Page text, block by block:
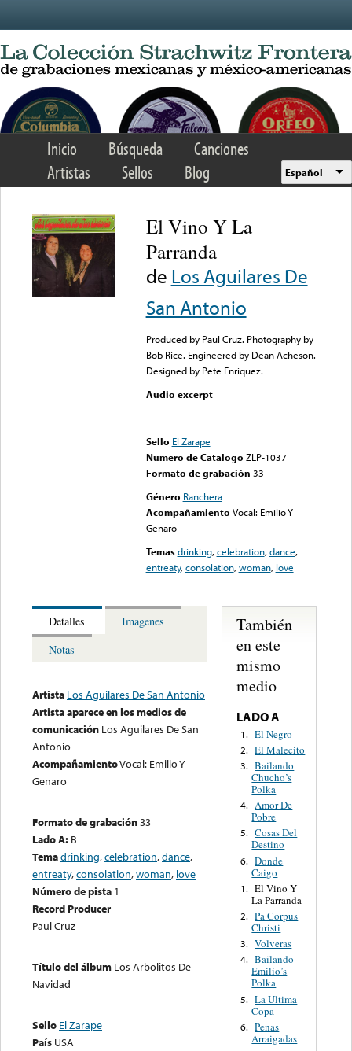
Inicio Búsqueda
Canciones
Artistas
Sellos Blog Español
El Vino Y La
Parranda
de Los Aguilares De
San Antonio
Produced by Paul Cruz. Photography by
Bob Rice. Engineered by Dean Acheson.
Designed by Pete Enriquez.
Audio excerpt
Sello El Zarape
Numero de Catalogo ZLP-1037
Formato de grabación 33
Género Ranchera
Acompañamiento Vocal: Emilio Y
Genaro
Temas drinking,celebration,dance,
entreaty,consolation,woman, love
Detalles
Imagenes
Notas
Artista Los Aguilares De San Antonio
Artista aparece en los medios de
comunicación Los Aguilares De San
Antonio
AcompañamientoVocal: Emilio Y
Genaro
Formato de grabación33
Lado A: B
Temadrinking,celebration,dance,
entreaty,consolation,woman, love
Número de pista 1
Record Producer
Paul Cruz
Título del álbum Los Arbolitos De
Navidad
Sello El Zarape
País USA
También
en este
mismo
medio
LADO A
1. El Negro
2. El Malecito
3. Bailando
Chucho’s
Polka
4. Amor De
Pobre
5. Cosas Del
Destino
6. Donde
Caigo
1. El Vino Y
La Parranda
2. Pa Corpus
Christi
3. Volveras
4. Bailando
Emilio’s
Polka
5. La Ultima
Copa
6. Penas
Arraigadas